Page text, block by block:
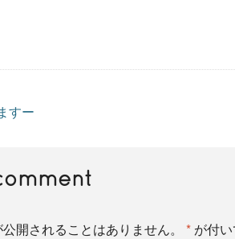
すー
開されることはありません。 * が付